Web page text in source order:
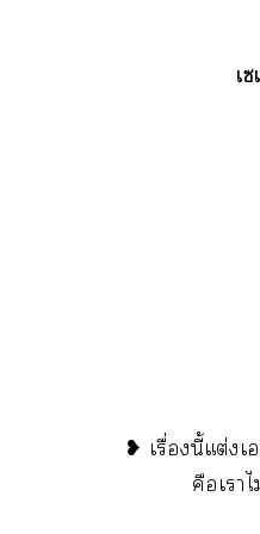
เ
❥ เรื่องนี้แต่ง
คือเา